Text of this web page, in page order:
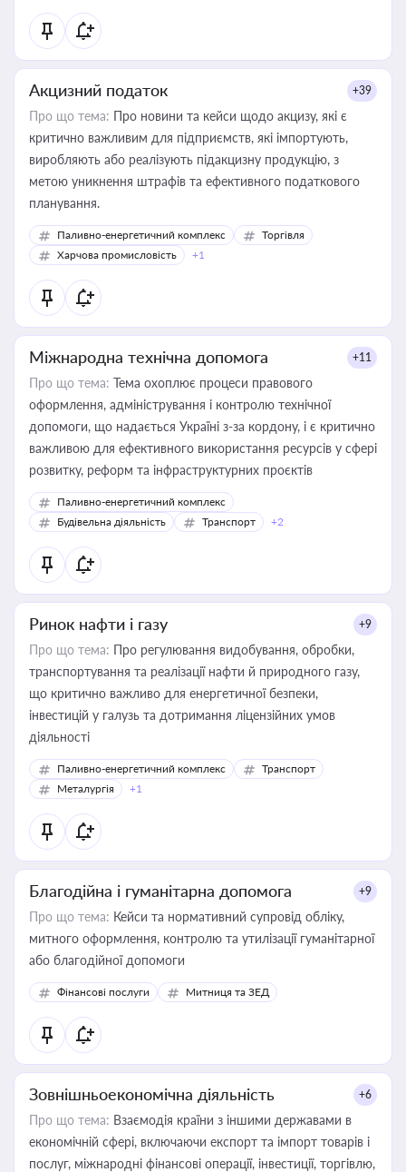
Акцизний податок +39
Про що тема: Про новини та кейси щодо акцизу, які є
критично важливим для підприємств, які імпортують,
виробляють або реалізують підакцизну продукцію, з
метою уникнення штрафів та ефективного податкового
планування.
Паливно-енергетичний комплекс
Торгівля
Харчова промисловість
+1
Міжнародна технічна допомога +11
Про що тема: Тема охоплює процеси правового
оформлення, адміністрування і контролю технічної
допомоги, що надається Україні з-за кордону, і є критично
важливою для ефективного використання ресурсів у сфері
розвитку, реформ та інфраструктурних проєктів
Паливно-енергетичний комплекс
Будівельна діяльність
Транспорт +2
Ринок нафти і газу +9
Про що тема: Про регулювання видобування, обробки,
транспортування та реалізації нафти й природного газу,
що критично важливо для енергетичної безпеки,
інвестицій у галузь та дотримання ліцензійних умов
діяльності
Паливно-енергетичний комплекс
Транспорт
Металургія
+1
Благодійна і гуманітарна допомога +9
Про що тема: Кейси та нормативний супровід обліку,
митного оформлення, контролю та утилізації гуманітарної
або благодійної допомоги
Фінансові послуги Митниця та ЗЕД
Зовнішньоекономічна діяльність +6
Про що тема: Взаємодія країни з іншими державами в
економічній сфері, включаючи експорт та імпорт товарів і
послуг, міжнародні фінансові операції, інвестиції, торгівлю,